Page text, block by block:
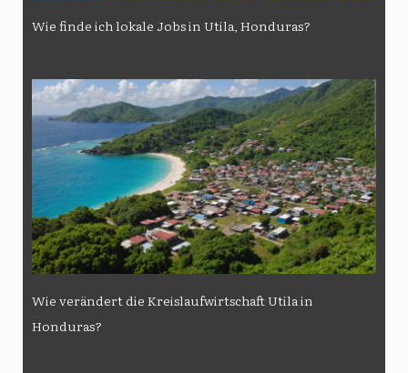
Wie finde ich lokale Jobs in Utila, Honduras?
Wie verändert die Kreislaufwirtschaft Utila in
Honduras?